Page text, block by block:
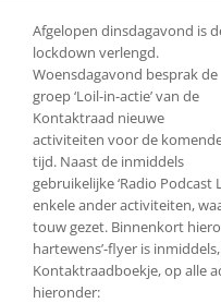
Afgelopen dinsdagavond is
lockdown verlengd.
Woensdagavond besprak de
groep ‘Loil-in-actie’ van de
Kontaktraad nieuwe
activiteiten voor de
tijd. Naast de inmiddels
gebruikelijke ‘Radio Podcast
enkele ander activiteiten,
touw gezet. Binnenkort
hartewens’-flyer is
Kontaktraadboekje, op alle
hieronder: